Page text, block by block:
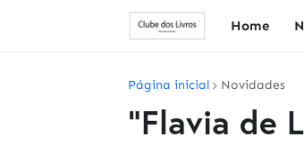
Home
Página inicial Novidades
"Flavia de